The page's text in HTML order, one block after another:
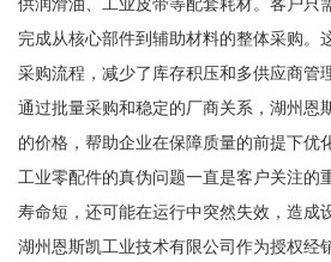
完成从核心部件到辅助材料的整体采购。
采购流程，减少了库存积压和多供应商管
通过批量采购和稳定的厂商关系，湖州恩
的价格，帮助企业在保障质量的前提下优
工业零配件的真伪问题一直是客户关注的
寿命短，还可能在运行中突然失效，造成
湖州恩斯凯工业技术有限公司作为授权经